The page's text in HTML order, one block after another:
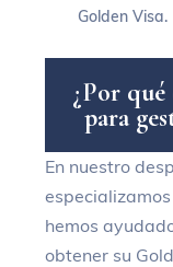
Golden Visa.
¿Por qué
para ges
En nuestro
hemos
obtener su